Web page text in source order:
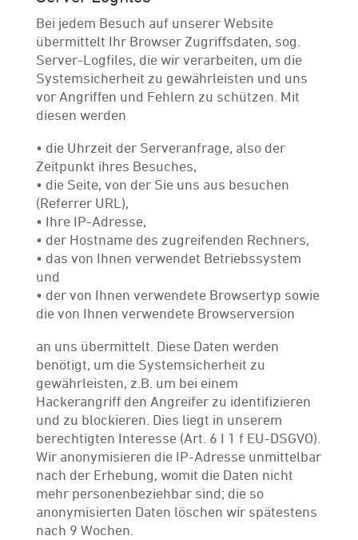
Bei jedem Besuch auf unserer Website
übermittelt Ihr Browser Zugriffsdaten, sog.
Server-Logfiles, die wir verarbeiten, um die
Systemsicherheit zu gewährleisten und uns
vor Angriffen und Fehlern zu schützen. Mit
diesen werden
• die Uhrzeit der Serveranfrage, also der
Zeitpunkt ihres Besuches,
• die Seite, von der Sie uns aus besuchen
(Referrer URL),
• Ihre IP-Adresse,
• der Hostname des zugreifenden Rechners,
• das von Ihnen verwendet Betriebssystem
und
• der von Ihnen verwendete Browsertyp sowie
die von Ihnen verwendete Browserversion
an uns übermittelt. Diese Daten werden
benötigt, um die Systemsicherheit zu
gewährleisten, z.B. um bei einem
Hackerangriff den Angreifer zu identifizieren
und zu blockieren. Dies liegt in unserem
berechtigten Interesse (Art. 6 I 1 f EU-DSGVO).
Wir anonymisieren die IP-Adresse unmittelbar
nach der Erhebung, womit die Daten nicht
mehr personenbeziehbar sind; die so
anonymisierten Daten löschen wir spätestens
nach 9 Wochen.